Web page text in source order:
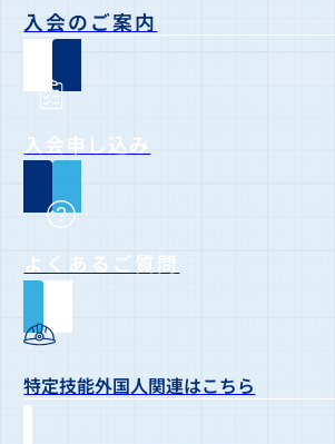
入会のご案内
入会申し込み
よくあるご質問
特定技能外国人関連はこちら